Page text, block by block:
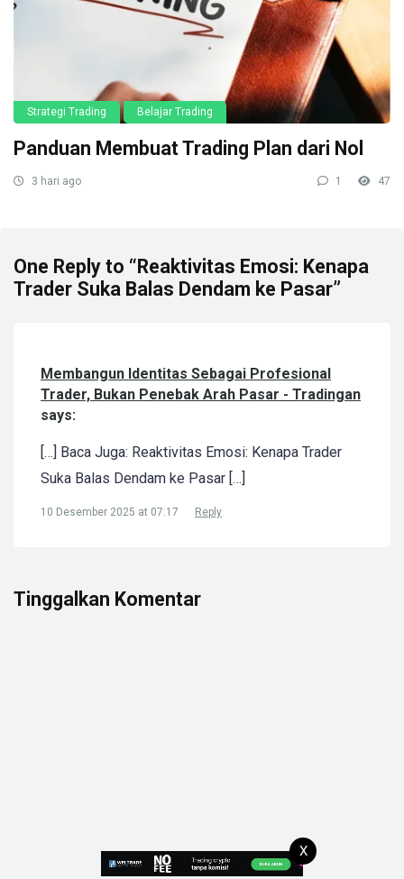
Strategi Trading Belajar Trading
Panduan Membuat Trading Plan dari Nol
3 hari ago 1 47
One Reply to “Reaktivitas Emosi: Kenapa
Trader Suka Balas Dendam ke Pasar”
Membangun Identitas Sebagai Profesional
Trader, Bukan Penebak Arah Pasar - Tradingan
says:
[…] Baca Juga: Reaktivitas Emosi: Kenapa Trader
Suka Balas Dendam ke Pasar […]
10 Desember 2025 at 07:17 Reply
Tinggalkan Komentar
X